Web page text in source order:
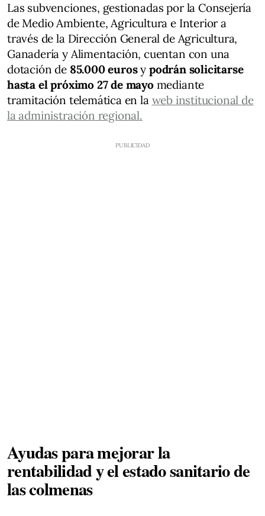
Las subvenciones, gestionadas por la Consejería
de Medio Ambiente, Agricultura e Interior a
través de la Dirección General de Agricultura,
Ganadería y Alimentación, cuentan con una
dotación de85.000 eurosy podrán solicitarse
hasta el próximo 27 de mayomediante
tramitación telemática en la web institucional de
la administración regional.
Ayudas para mejorar la
rentabilidad y el estado sanitario de
las colmenas